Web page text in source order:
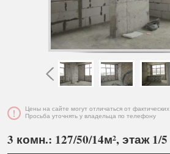
Цены на сайте могут отличаться от фактических
Просьба уточнять у владельца по телефону
3 комн.: 127/50/14м², этаж 1/5